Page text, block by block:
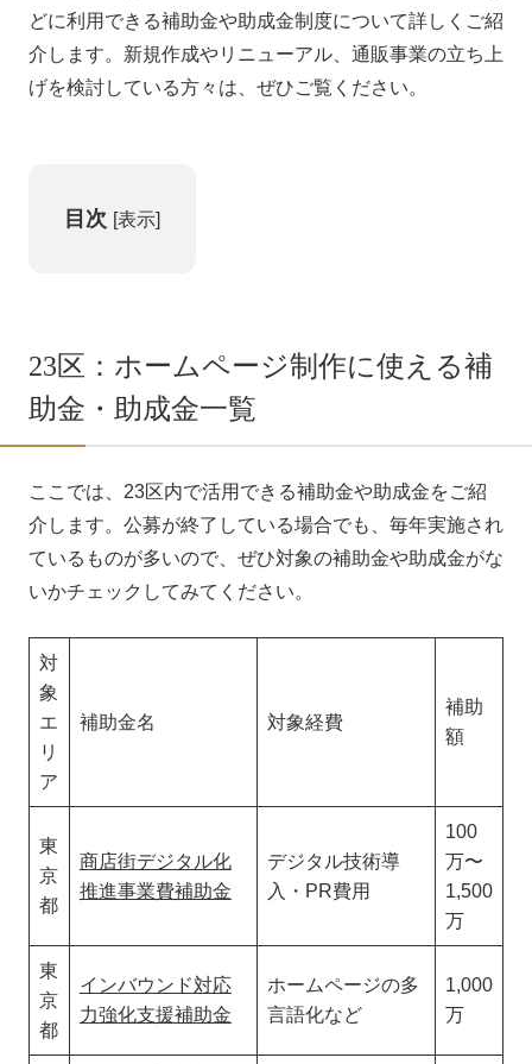
初めての方へ
ブログ
お問い合わせ
無料相談
どに利用できる補助金や助成金制度について詳しくご紹
介します。新規作成やリニューアル、通販事業の立ち上
げを検討している方々は、ぜひご覧ください。
目次 [表示]
23区：ホームページ制作に使える補
助金・助成金一覧
ここでは、23区内で活用できる補助金や助成金をご紹
介します。公募が終了している場合でも、毎年実施され
ているものが多いので、ぜひ対象の補助金や助成金がな
いかチェックしてみてください。
対
象
エ
リ
ア
補助金名 対象経費
補助
額
東
京
都
商店街デジタル化
推進事業費補助金
デジタル技術導
入・PR費用
100
万〜
1,500
万
東
京
都
インバウンド対応
力強化支援補助金
ホームページの多
言語化など
1,000
万